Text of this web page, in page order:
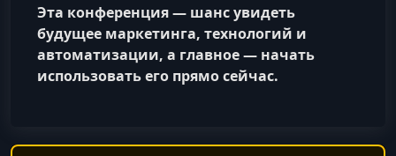
Эта конференция — шанс увидеть
будущее маркетинга, технологий и
автоматизации, а главное — начать
использовать его прямо сейчас.